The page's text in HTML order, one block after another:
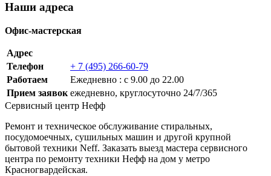
Наши адреса
Офис-мастерская
Адрес
Телефон
+ 7 (495) 266-60-79
Работаем
Ежедневно : с 9.00 до 22.00
Прием заявок ежедневно, круглосуточно 24/7/365
Сервисный центр Нефф
Ремонт и техническое обслуживание стиральных,
посудомоечных, сушильных машин и другой крупной
бытовой техники Neff. Заказать выезд мастера сервисного
центра по ремонту техники Нефф на дом у метро
Красногвардейская.